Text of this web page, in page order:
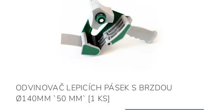
ODVINOVAČ LEPICÍCH PÁSEK S BRZDOU
Ø140MM `50 MM` [1 KS]